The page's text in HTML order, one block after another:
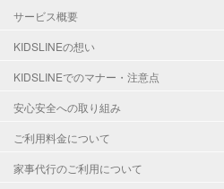
サービス概要
KIDSLINEの想い
KIDSLINEでのマナー・注意点
安心安全への取り組み
ご利用料金について
家事代行のご利用について